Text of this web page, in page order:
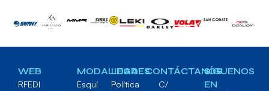
WEB
RFEDI
MODALIDADES
Esquí
LEGAL
Política
CONTÁCTANOS
C/
SÍGUENOS
EN